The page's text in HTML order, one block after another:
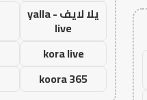
يلا لايف - yalla
live
kora live
koora 365